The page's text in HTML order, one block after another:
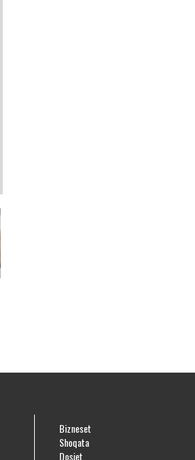
Bizneset
Shoqata
Dosjet